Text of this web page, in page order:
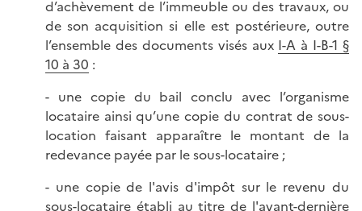
d’achèvement de l’immeuble ou des travaux, ou
de son acquisition si elle est postérieure, outre
l’ensemble des documents visés aux I-A à I-B-1 §
10 à 30 :
- une copie du bail conclu avec l’organisme
locataire ainsi qu’une copie du contrat de sous-
location faisant apparaître le montant de la
redevance payée par le sous-locataire ;
- une copie de l'avis d'impôt sur le revenu du
sous-locataire établi au titre de l'avant-dernière